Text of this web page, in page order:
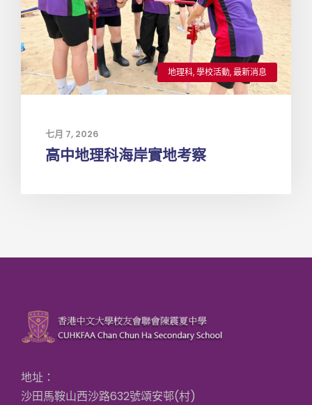
地理科,學校活動,最新消息
七月 7, 2026
高中地理科海岸實地考察
地址：
沙田馬鞍山西沙路632號頌安邨(村)